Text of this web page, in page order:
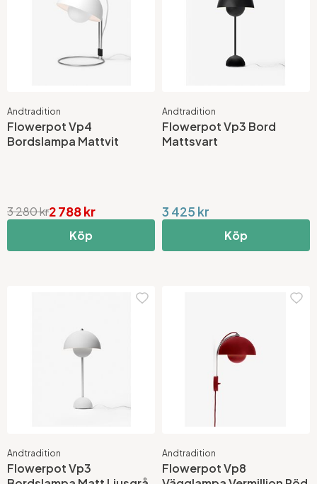
Andtradition
Flowerpot Vp4
Bordslampa Mattvit
2 788 kr
3 280 kr
Köp
Andtradition
Flowerpot Vp3 Bord
Mattsvart
3 425 kr
Köp
Andtradition
Flowerpot Vp3
Andtradition
Flowerpot Vp8